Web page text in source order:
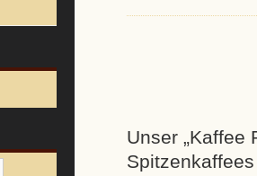
Unser „Kaffee
Spitzenkaffees